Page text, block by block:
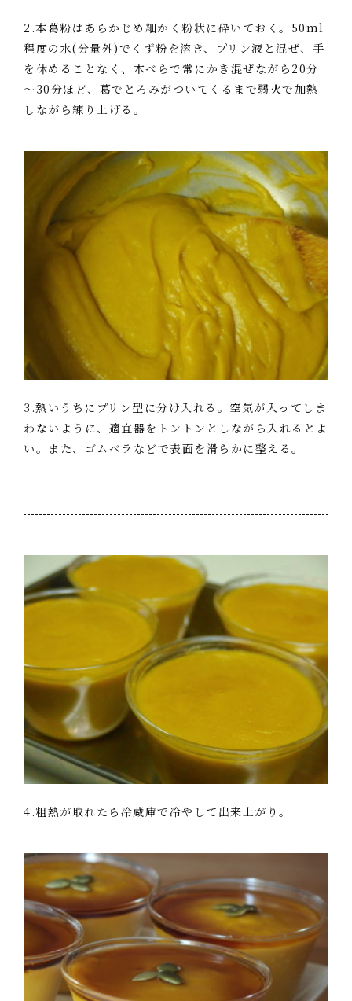
2.本葛粉はあらかじめ細かく粉状に砕いておく。50ml
程度の水(分量外)でくず粉を溶き、プリン液と混ぜ、手
を休めることなく、木べらで常にかき混ぜながら20分
～30分ほど、葛でとろみがついてくるまで弱火で加熱
しながら練り上げる。
3.熱いうちにプリン型に分け入れる。空気が入ってしま
わないように、適宜器をトントンとしながら入れるとよ
い。また、ゴムベラなどで表面を滑らかに整える。
4.粗熱が取れたら冷蔵庫で冷やして出来上がり。